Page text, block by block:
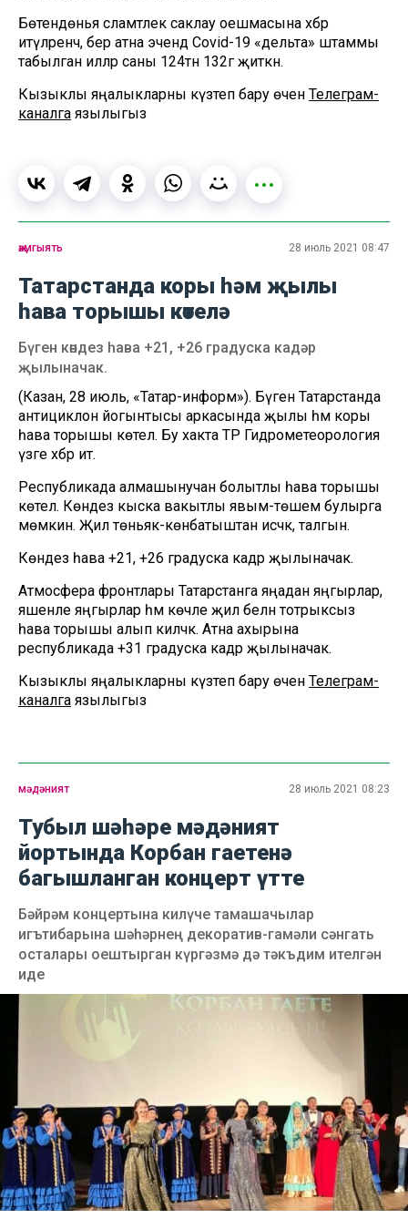
Бөтендөнья сәламәтлек саклау оешмасына хәбәр
итүләренчә, бер атна эчендә Covid-19 «дельта» штаммы
табылган илләр саны 124тән 132гә җиткән.
Кызыклы яңалыкларны күзәтеп бару өчен Телеграм-
каналга язылыгыз
җәмгыять 28 июль 2021 08:47
Татарстанда коры һәм җылы
һава торышы көтелә
Бүген көндез һава +21, +26 градуска кадәр
җылыначак.
(Казан, 28 июль, «Татар-информ»). Бүген Татарстанда
антициклон йогынтысы аркасында җылы һәм коры
һава торышы көтелә. Бу хакта ТР Гидрометеорология
үзәге хәбәр итә.
Республикада алмашынучан болытлы һава торышы
көтелә. Көндез кыска вакытлы явым-төшем булырга
мөмкин. Җил төньяк-көнбатыштан исәчәк, талгын.
Көндез һава +21, +26 градуска кадәр җылыначак.
Атмосфера фронтлары Татарстанга яңадан яңгырлар,
яшенле яңгырлар һәм көчле җил белән тотрыксыз
һава торышы алып киләчәк. Атна ахырына
республикада +31 градуска кадәр җылыначак.
Кызыклы яңалыкларны күзәтеп бару өчен Телеграм-
каналга язылыгыз
мәдәният 28 июль 2021 08:23
Тубыл шәһәре мәдәният
йортында Корбан гаетенә
багышланган концерт үтте
Бәйрәм концертына килүче тамашачылар
игътибарына шәһәрнең декоратив-гамәли сәнгать
осталары оештырган күргәзмә дә тәкъдим ителгән
иде